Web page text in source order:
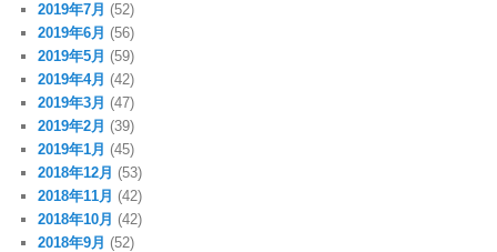
2019年7月 (52)
2019年6月 (56)
2019年5月 (59)
2019年4月 (42)
2019年3月 (47)
2019年2月 (39)
2019年1月 (45)
2018年12月 (53)
2018年11月 (42)
2018年10月 (42)
2018年9月 (52)